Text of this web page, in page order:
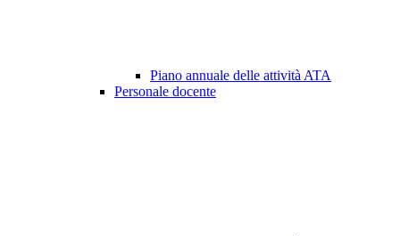
Piano annuale delle attività ATA
Personale docente